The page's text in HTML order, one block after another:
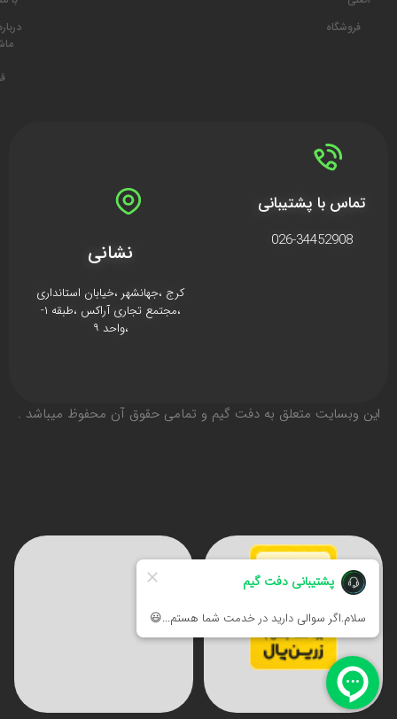
فروشگاه
ما
تماس با پشتیبانی
026-34452908 نشانی
کرج ،جهانشهر ،خیابان استانداری
،مجتمع تجاری آراکس ،طبقه ۱-
،واحد ۹
اين وبسايت متعلق به دفت گیم و تمامی حقوق آن محفوظ ميباشد .